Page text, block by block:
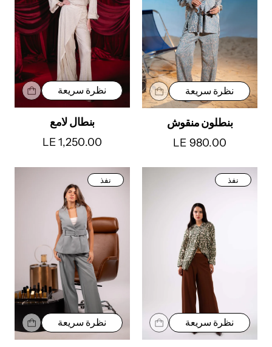
نظرة سريعة
بنطلون منقوش
LE 980.00
نظرة سريعة
بنطال لامع
LE 1,250.00
نفذ
نظرة سريعة
نفذ
نظرة سريعة